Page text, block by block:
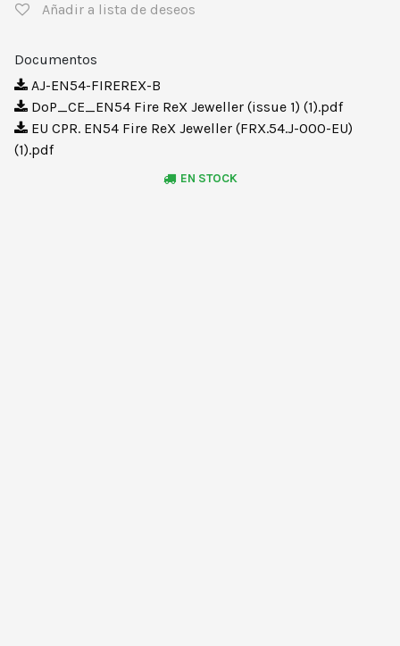
Añadir a lista de deseos
Documentos
AJ-EN54-FIREREX-B
DoP_CE_EN54 Fire ReX Jeweller (issue 1) (1).pdf
EU CPR. EN54 Fire ReX Jeweller (FRX.54.J-000-EU)
(1).pdf
EN STOCK